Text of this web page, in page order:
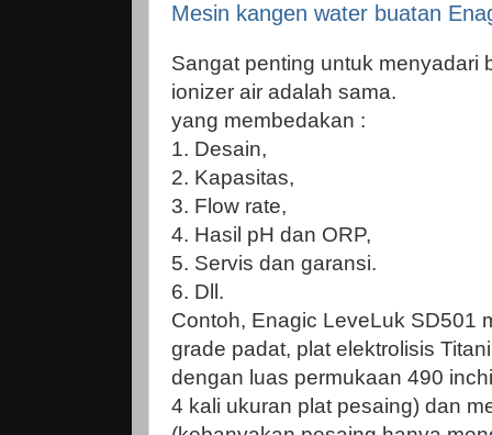
Mesin kangen water buatan
Sangat penting untuk menyadari
ionizer air adalah sama.
yang membedakan :
1. Desain,
2. Kapasitas,
3. Flow rate,
4. Hasil pH dan ORP,
5. Servis dan garansi.
6. Dll.
Contoh, Enagic LeveLuk SD501
grade padat, plat elektrolisis
dengan luas permukaan 490
4 kali ukuran plat pesaing) dan